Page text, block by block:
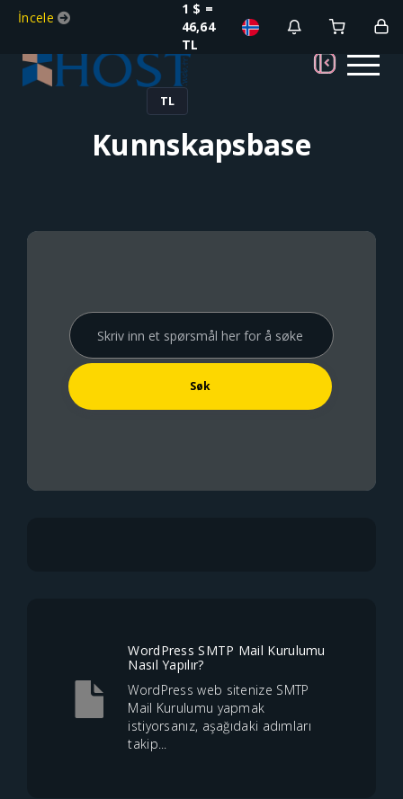
İncele
1 $ =
46,64
TL
TL
Kunnskapsbase
WordPress SMTP Mail Kurulumu
Nasıl Yapılır?
WordPress web sitenize SMTP
Mail Kurulumu yapmak
istiyorsanız, aşağıdaki adımları
takip...